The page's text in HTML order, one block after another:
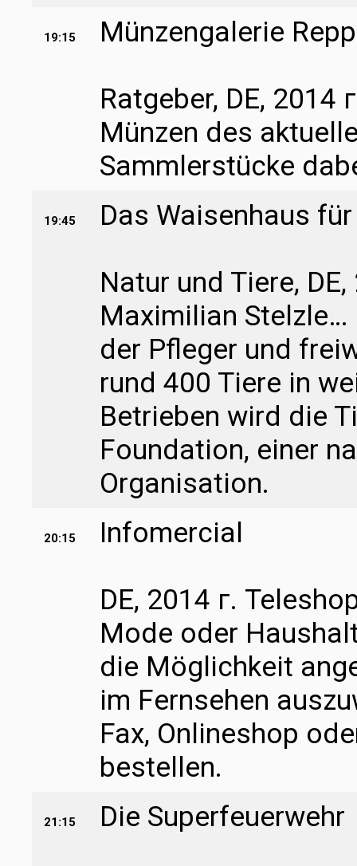
19:15
Münzengalerie
Ratgeber, DE, 2014
Münzen des
Sammlerstücke
19:45
Das Waisenhaus
Natur und Tiere,
Maximilian Stelzle…
der Pfleger und
rund 400 Tiere in
Betrieben wird die
Foundation, einer
Organisation.
20:15
Infomercial
DE, 2014 г.
Mode oder
die Möglichkeit
im Fernsehen
Fax, Onlineshop
bestellen.
21:15
Die Superfeuerwehr